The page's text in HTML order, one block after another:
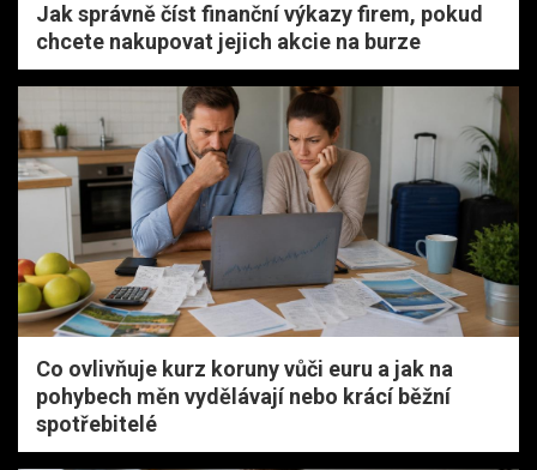
Jak správně číst finanční výkazy firem, pokud
chcete nakupovat jejich akcie na burze
Co ovlivňuje kurz koruny vůči euru a jak na
pohybech měn vydělávají nebo krácí běžní
spotřebitelé